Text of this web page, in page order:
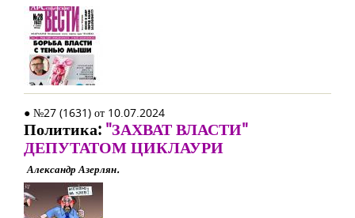
● №27 (1631) от 10.07.2024
Политика: "ЗАХВАТ ВЛАСТИ"
ДЕПУТАТОМ ЦИКЛАУРИ
Александр Азерлян.